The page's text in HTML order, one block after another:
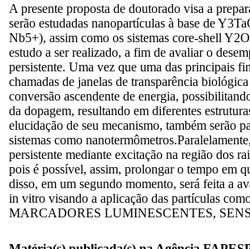
A presente proposta de doutorado visa a
serão estudadas nanopartículas à base de
Nb5+), assim como os sistemas core-shell
estudo a ser realizado, a fim de avaliar o
persistente. Uma vez que uma das principais
chamadas de janelas de transparência
conversão ascendente de energia,
da dopagem, resultando em diferentes
elucidação de seu mecanismo, também serão
sistemas como
persistente mediante excitação na região dos
pois é possível, assim, prolongar o tempo em
disso, em um segundo momento, será feita a
in vitro visando a aplicação das partículas
MARCADORES LUMINESCENTES,